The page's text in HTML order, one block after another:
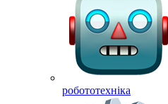
робототехніка